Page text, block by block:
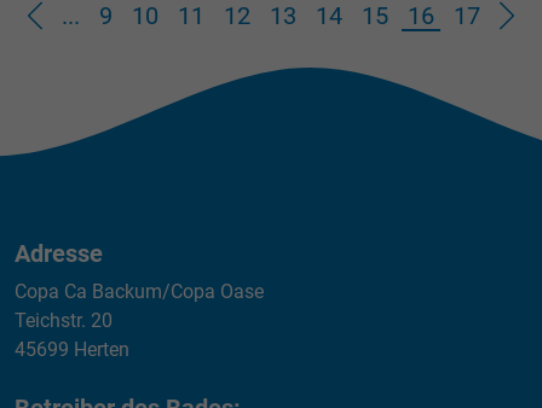
... 9 10 11 12 13 14 15 16 17
Adresse
Copa Ca Backum/Copa Oase
Teichstr. 20
45699 Herten